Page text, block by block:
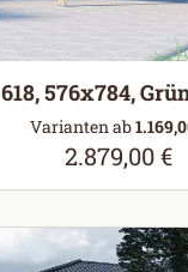
576x784,
Varianten ab
Regulärer
2.879,00 €